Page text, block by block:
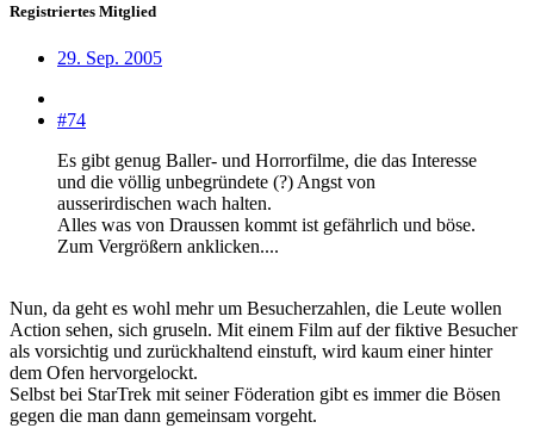
Registriertes Mitglied
29. Sep. 2005
#74
Es gibt genug Baller- und Horrorfilme, die das Interesse
und die völlig unbegründete (?) Angst von
ausserirdischen wach halten.
Alles was von Draussen kommt ist gefährlich und böse.
Zum Vergrößern anklicken....
Nun, da geht es wohl mehr um Besucherzahlen, die Leute wollen
Action sehen, sich gruseln. Mit einem Film auf der fiktive Besucher
als vorsichtig und zurückhaltend einstuft, wird kaum einer hinter
dem Ofen hervorgelockt.
Selbst bei StarTrek mit seiner Föderation gibt es immer die Bösen
gegen die man dann gemeinsam vorgeht.